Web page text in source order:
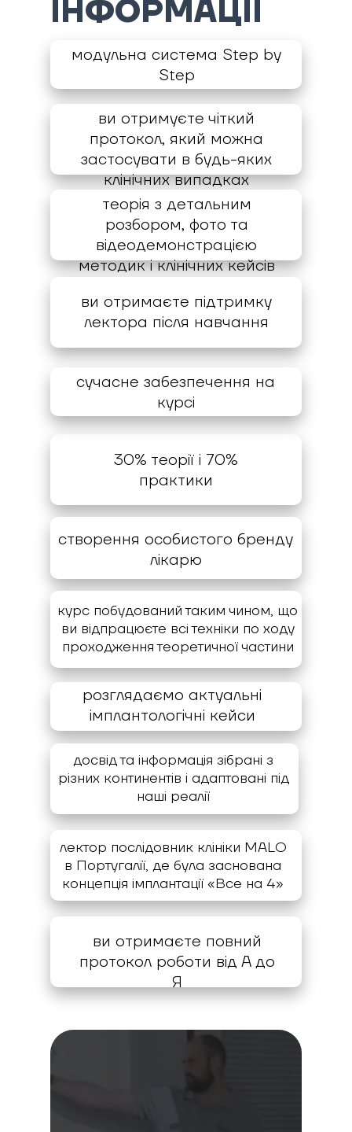
модульна система Step by
Step
ви отримуєте чіткий
протокол, який можна
застосувати в будь-яких
клінічних випадках
теорія з детальним
розбором, фото та
відеодемонстрацією
методик і клінічних кейсів
ви отримаєте підтримку
лектора після навчання
ІНФОРМАЦІЇ
30% теорії і 70%
практики
сучасне забезпечення на
курсі
створення особистого бренду
лікарю
розглядаємо актуальні
імплантологічні кейси
досвід та інформація зібрані з
різних континентів і адаптовані під
наші реалії
курс побудований таким чином, що
ви відпрацюєте всі техніки по ходу
проходження теоретичної частини
лектор послідовник клініки MALO
в Португалії, де була заснована
концепція імплантації «Все на 4»
ви отримаєте повний
протокол роботи від А до
Я